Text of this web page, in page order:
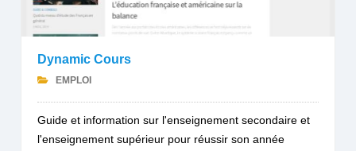
Dynamic Cours
EMPLOI
Guide et information sur l'enseignement secondaire et
l'enseignement supérieur pour réussir son année